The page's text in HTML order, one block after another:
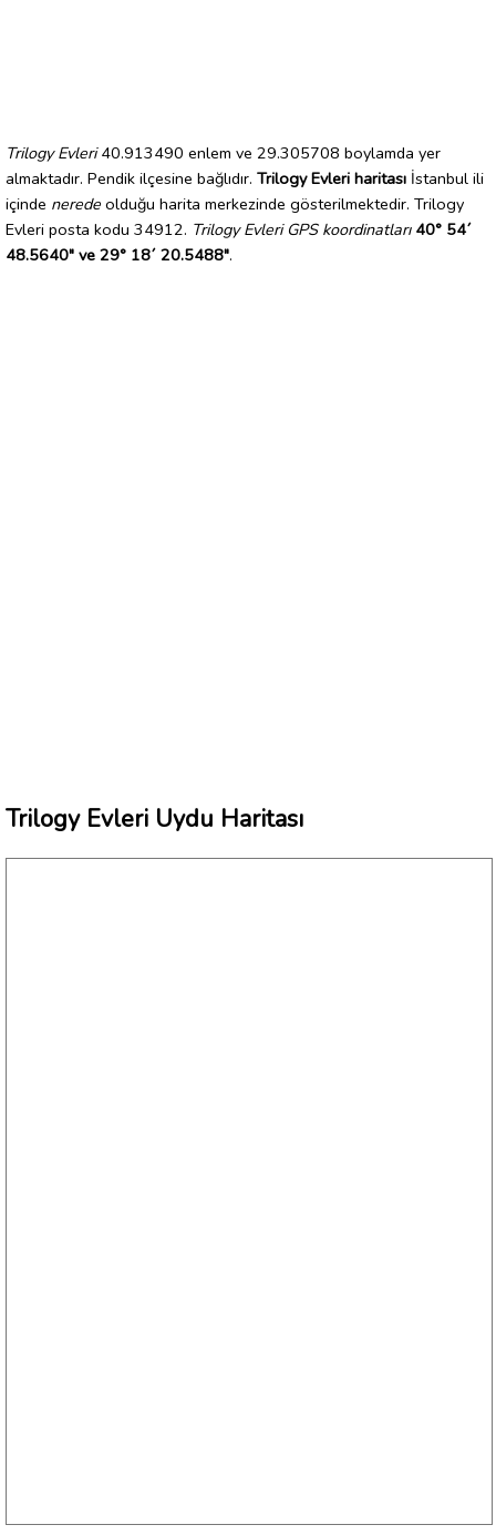
Trilogy Evleri40.913490 enlem ve 29.305708 boylamda yer
almaktadır. Pendik ilçesine bağlıdır. Trilogy Evleri haritası İstanbul ili
içinde nerede olduğu harita merkezinde gösterilmektedir. Trilogy
Evleri posta kodu 34912. Trilogy Evleri GPS koordinatları 40° 54´
48.5640" ve 29° 18´ 20.5488".
Trilogy Evleri Uydu Haritası